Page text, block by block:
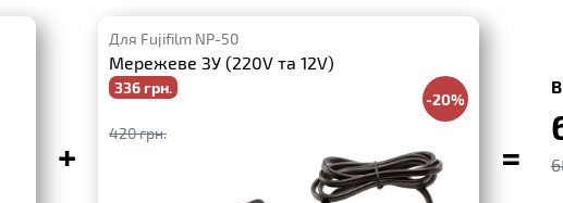
+
Для Fujifilm NP-50
Мережеве ЗУ (220V та 12V)
336 грн.
-20%
420 грн.
=